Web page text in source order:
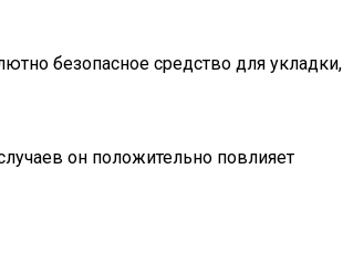
безопасное средство для укладки,
он положительно повлияет